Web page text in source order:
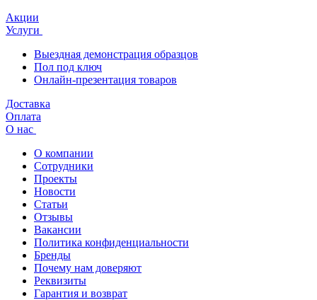
Акции
Услуги
Выездная демонстрация образцов
Пол под ключ
Онлайн-презентация товаров
Доставка
Оплата
О нас
О компании
Сотрудники
Проекты
Новости
Статьи
Отзывы
Вакансии
Политика конфиденциальности
Бренды
Почему нам доверяют
Реквизиты
Гарантия и возврат